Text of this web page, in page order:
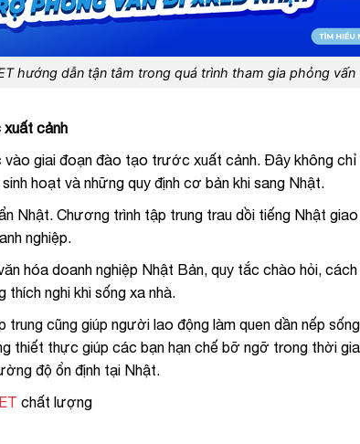
hướng dẫn tận tâm trong quá trình tham gia phỏng vấn
cảnh
giai đoạn đào tạo trước xuất cảnh. Đây không
hoạt và những quy định cơ bản khi sang Nhật.
Nhật. Chương trình tập trung trau dồi tiếng Nhật
nghiệp.
hóa doanh nghiệp Nhật Bản, quy tắc chào hỏi,
nghi khi sống xa nhà.
cũng giúp người lao động làm quen dần nếp
thiết thực giúp các bạn hạn chế bỡ ngỡ trong thời
độ ổn định tại Nhật.
chất lượng